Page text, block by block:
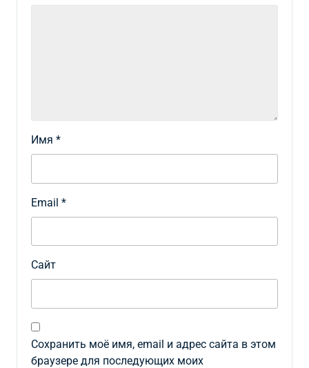
Имя *
Email *
Сайт
Сохранить моё имя, email и адрес сайта в этом
браузере для последующих моих